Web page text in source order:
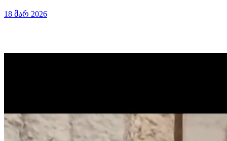
18 მარ 2026